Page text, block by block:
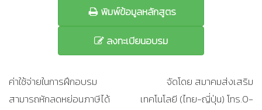
พิมพ์ข้อมูลหลักสูตร
ลงทะเบียนอบรม
ค่าใช้จ่ายในการฝึกอบรม
สามารถหักลดหย่อนภาษีได้
จัดโดย สมาคมส่งเสริม
เทคโนโลยี (ไทย-ญี่ปุ่น) โทร.0-